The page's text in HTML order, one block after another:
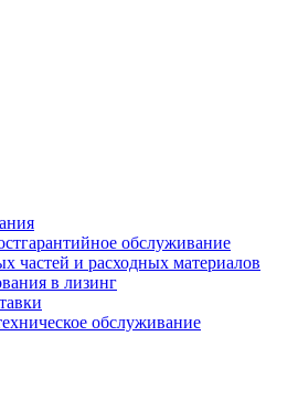
обслуживание
частей и расходных материалов
в лизинг
обслуживание